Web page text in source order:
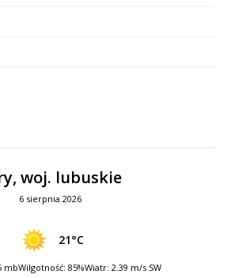
woj. lubuskie
6 sierpnia 2026
21°C
mbWilgotność: 85%Wiatr: 2.39 m/s SW